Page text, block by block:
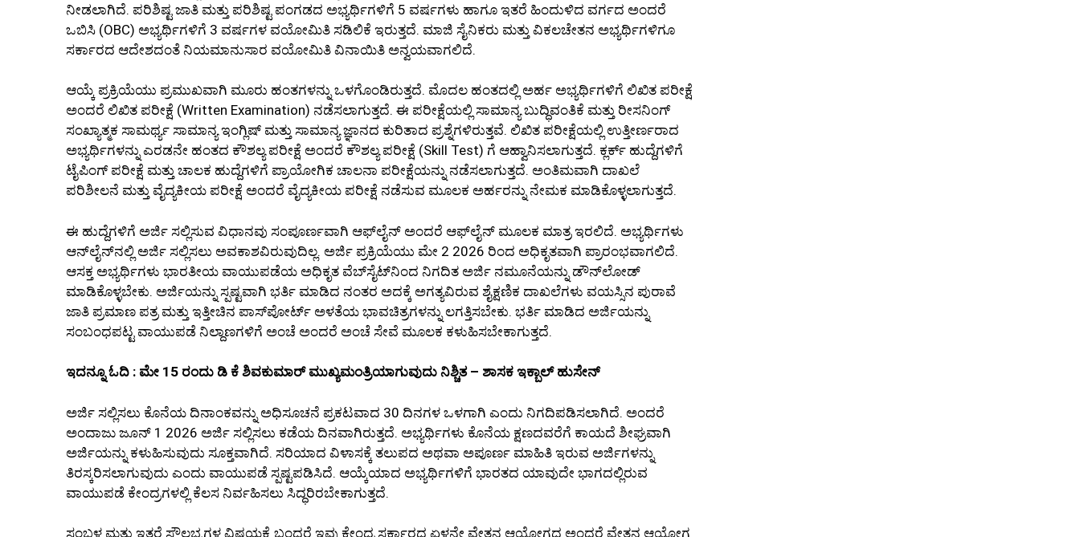
ನೀಡಲಾಗಿದೆ. ಪರಿಶಿಷ್ಟ ಜಾತಿ ಮತ್ತು ಪರಿಶಿಷ್ಟ ಪಂಗಡದ ಅಭ್ಯರ್ಥಿಗಳಿಗೆ 5 ವರ್ಷಗಳು ಹಾಗೂ ಇತರೆ ಹಿಂದುಳಿದ ವರ್ಗದ ಅಂದರೆ
ಒಬಿಸಿ (OBC) ಅಭ್ಯರ್ಥಿಗಳಿಗೆ 3 ವರ್ಷಗಳ ವಯೋಮಿತಿ ಸಡಿಲಿಕೆ ಇರುತ್ತದೆ. ಮಾಜಿ ಸೈನಿಕರು ಮತ್ತು ವಿಕಲಚೇತನ ಅಭ್ಯರ್ಥಿಗಳಿಗೂ
ಸರ್ಕಾರದ ಆದೇಶದಂತೆ ನಿಯಮಾನುಸಾರ ವಯೋಮಿತಿ ವಿನಾಯಿತಿ ಅನ್ವಯವಾಗಲಿದೆ.
ಆಯ್ಕೆ ಪ್ರಕ್ರಿಯೆಯು ಪ್ರಮುಖವಾಗಿ ಮೂರು ಹಂತಗಳನ್ನು ಒಳಗೊಂಡಿರುತ್ತದೆ. ಮೊದಲ ಹಂತದಲ್ಲಿ ಅರ್ಹ ಅಭ್ಯರ್ಥಿಗಳಿಗೆ ಲಿಖಿತ ಪರೀಕ್ಷೆ
ಅಂದರೆ ಲಿಖಿತ ಪರೀಕ್ಷೆ (Written Examination) ನಡೆಸಲಾಗುತ್ತದೆ. ಈ ಪರೀಕ್ಷೆಯಲ್ಲಿ ಸಾಮಾನ್ಯ ಬುದ್ಧಿವಂತಿಕೆ ಮತ್ತು ರೀಸನಿಂಗ್
ಸಂಖ್ಯಾತ್ಮಕ ಸಾಮರ್ಥ್ಯ ಸಾಮಾನ್ಯ ಇಂಗ್ಲಿಷ್ ಮತ್ತು ಸಾಮಾನ್ಯ ಜ್ಞಾನದ ಕುರಿತಾದ ಪ್ರಶ್ನೆಗಳಿರುತ್ತವೆ. ಲಿಖಿತ ಪರೀಕ್ಷೆಯಲ್ಲಿ ಉತ್ತೀರ್ಣರಾದ
ಅಭ್ಯರ್ಥಿಗಳನ್ನು ಎರಡನೇ ಹಂತದ ಕೌಶಲ್ಯ ಪರೀಕ್ಷೆ ಅಂದರೆ ಕೌಶಲ್ಯ ಪರೀಕ್ಷೆ (Skill Test) ಗೆ ಆಹ್ವಾನಿಸಲಾಗುತ್ತದೆ. ಕ್ಲರ್ಕ್ ಹುದ್ದೆಗಳಿಗೆ
ಟೈಪಿಂಗ್ ಪರೀಕ್ಷೆ ಮತ್ತು ಚಾಲಕ ಹುದ್ದೆಗಳಿಗೆ ಪ್ರಾಯೋಗಿಕ ಚಾಲನಾ ಪರೀಕ್ಷೆಯನ್ನು ನಡೆಸಲಾಗುತ್ತದೆ. ಅಂತಿಮವಾಗಿ ದಾಖಲೆ
ಪರಿಶೀಲನೆ ಮತ್ತು ವೈದ್ಯಕೀಯ ಪರೀಕ್ಷೆ ಅಂದರೆ ವೈದ್ಯಕೀಯ ಪರೀಕ್ಷೆ ನಡೆಸುವ ಮೂಲಕ ಅರ್ಹರನ್ನು ನೇಮಕ ಮಾಡಿಕೊಳ್ಳಲಾಗುತ್ತದೆ.
ಈ ಹುದ್ದೆಗಳಿಗೆ ಅರ್ಜಿ ಸಲ್ಲಿಸುವ ವಿಧಾನವು ಸಂಪೂರ್ಣವಾಗಿ ಆಫ್‌ಲೈನ್ ಅಂದರೆ ಆಫ್‌ಲೈನ್ ಮೂಲಕ ಮಾತ್ರ ಇರಲಿದೆ. ಅಭ್ಯರ್ಥಿಗಳು
ಆನ್‌ಲೈನ್‌ನಲ್ಲಿ ಅರ್ಜಿ ಸಲ್ಲಿಸಲು ಅವಕಾಶವಿರುವುದಿಲ್ಲ. ಅರ್ಜಿ ಪ್ರಕ್ರಿಯೆಯು ಮೇ 2 2026 ರಿಂದ ಅಧಿಕೃತವಾಗಿ ಪ್ರಾರಂಭವಾಗಲಿದೆ.
ಆಸಕ್ತ ಅಭ್ಯರ್ಥಿಗಳು ಭಾರತೀಯ ವಾಯುಪಡೆಯ ಅಧಿಕೃತ ವೆಬ್‌ಸೈಟ್‌ನಿಂದ ನಿಗದಿತ ಅರ್ಜಿ ನಮೂನೆಯನ್ನು ಡೌನ್‌ಲೋಡ್
ಮಾಡಿಕೊಳ್ಳಬೇಕು. ಅರ್ಜಿಯನ್ನು ಸ್ಪಷ್ಟವಾಗಿ ಭರ್ತಿ ಮಾಡಿದ ನಂತರ ಅದಕ್ಕೆ ಅಗತ್ಯವಿರುವ ಶೈಕ್ಷಣಿಕ ದಾಖಲೆಗಳು ವಯಸ್ಸಿನ ಪುರಾವೆ
ಜಾತಿ ಪ್ರಮಾಣ ಪತ್ರ ಮತ್ತು ಇತ್ತೀಚಿನ ಪಾಸ್‌ಪೋರ್ಟ್ ಅಳತೆಯ ಭಾವಚಿತ್ರಗಳನ್ನು ಲಗತ್ತಿಸಬೇಕು. ಭರ್ತಿ ಮಾಡಿದ ಅರ್ಜಿಯನ್ನು
ಸಂಬಂಧಪಟ್ಟ ವಾಯುಪಡೆ ನಿಲ್ದಾಣಗಳಿಗೆ ಅಂಚೆ ಅಂದರೆ ಅಂಚೆ ಸೇವೆ ಮೂಲಕ ಕಳುಹಿಸಬೇಕಾಗುತ್ತದೆ.
ಇದನ್ನೂ ಓದಿ : ಮೇ 15 ರಂದು ಡಿ ಕೆ ಶಿವಕುಮಾರ್ ಮುಖ್ಯಮಂತ್ರಿಯಾಗುವುದು ನಿಶ್ಚಿತ – ಶಾಸಕ ಇಕ್ಬಾಲ್ ಹುಸೇನ್
ಅರ್ಜಿ ಸಲ್ಲಿಸಲು ಕೊನೆಯ ದಿನಾಂಕವನ್ನು ಅಧಿಸೂಚನೆ ಪ್ರಕಟವಾದ 30 ದಿನಗಳ ಒಳಗಾಗಿ ಎಂದು ನಿಗದಿಪಡಿಸಲಾಗಿದೆ. ಅಂದರೆ
ಅಂದಾಜು ಜೂನ್ 1 2026 ಅರ್ಜಿ ಸಲ್ಲಿಸಲು ಕಡೆಯ ದಿನವಾಗಿರುತ್ತದೆ. ಅಭ್ಯರ್ಥಿಗಳು ಕೊನೆಯ ಕ್ಷಣದವರೆಗೆ ಕಾಯದೆ ಶೀಘ್ರವಾಗಿ
ಅರ್ಜಿಯನ್ನು ಕಳುಹಿಸುವುದು ಸೂಕ್ತವಾಗಿದೆ. ಸರಿಯಾದ ವಿಳಾಸಕ್ಕೆ ತಲುಪದ ಅಥವಾ ಅಪೂರ್ಣ ಮಾಹಿತಿ ಇರುವ ಅರ್ಜಿಗಳನ್ನು
ತಿರಸ್ಕರಿಸಲಾಗುವುದು ಎಂದು ವಾಯುಪಡೆ ಸ್ಪಷ್ಟಪಡಿಸಿದೆ. ಆಯ್ಕೆಯಾದ ಅಭ್ಯರ್ಥಿಗಳಿಗೆ ಭಾರತದ ಯಾವುದೇ ಭಾಗದಲ್ಲಿರುವ
ವಾಯುಪಡೆ ಕೇಂದ್ರಗಳಲ್ಲಿ ಕೆಲಸ ನಿರ್ವಹಿಸಲು ಸಿದ್ಧರಿರಬೇಕಾಗುತ್ತದೆ.
ಸಂಬಳ ಮತ್ತು ಇತರೆ ಸೌಲಭ್ಯಗಳ ವಿಷಯಕ್ಕೆ ಬಂದರೆ ಇವು ಕೇಂದ್ರ ಸರ್ಕಾರದ ಏಳನೇ ವೇತನ ಆಯೋಗದ ಅಂದರೆ ವೇತನ ಆಯೋಗ